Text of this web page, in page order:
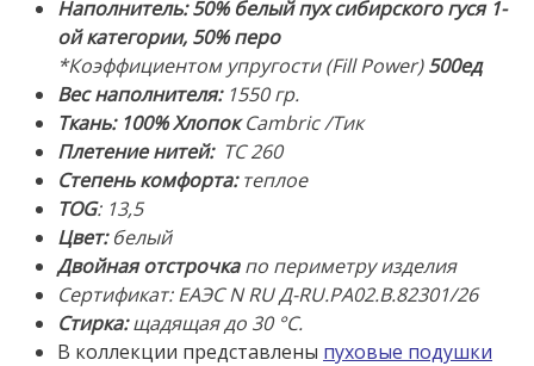
Хлопок-
cambric
тик.
Производство:
ТМ
«Primavelle»
(«Примавель»),
Россия
Наполнитель:50% белый пух сибирского гуся 1-
ой категории, 50% перо
*Коэффициентом упругости (Fill Power)500ед
Вес наполнителя:1550 гр.
Ткань: 100% ХлопокСambric /Тик
Плетение нитей:TC 260
Степень комфорта:теплое
TOG: 13,5
Цвет:белый
Двойная отстрочкапо периметру изделия
Сертификат: ЕАЭС N RU Д-RU.РА02.В.82301/26
Стирка:щадящая до 30 °С.
В коллекции представлены пуховые подушки